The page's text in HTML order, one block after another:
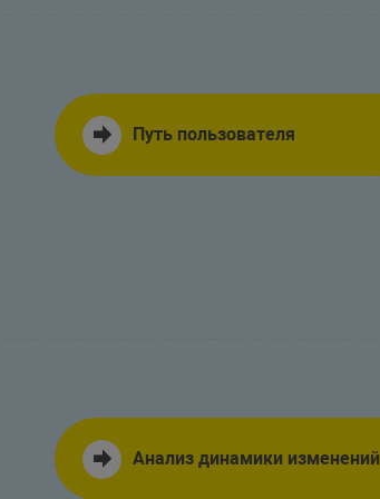
Путь пользователя
Анализ динамики изменений